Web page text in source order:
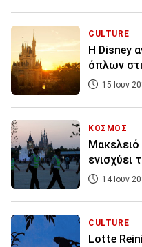
CULTURE
H Disney
όπλων
15 Ιουν
ΚΟΣΜΟΣ
ενισχύει
14 Ιουν
CULTURE
Lotte